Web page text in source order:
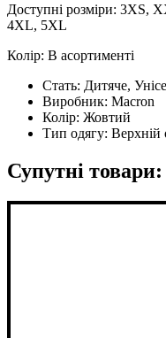
Доступні розміри: 3XS,
4XL, 5XL
Колір: В асортименті
Стать: Дитяче,
Виробник: Macron
Колір: Жовтий
Тип одягу: Верхній
Супутні товари: